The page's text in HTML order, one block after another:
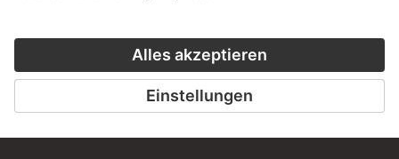
staedelmuseum.de/go/ds/13288z